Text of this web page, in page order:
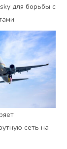
для борьбы с
сеть на